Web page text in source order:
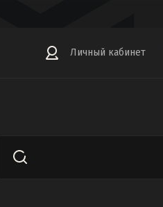
Личный кабинет